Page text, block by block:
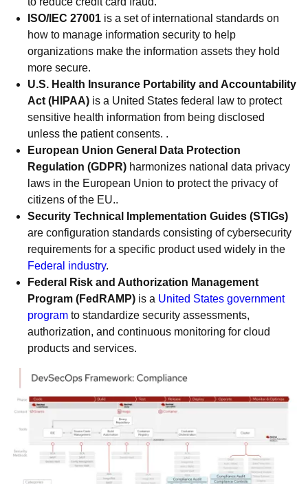
ISO/IEC 27001 is a set of international standards on
how to manage information security to help
organizations make the information assets they hold
more secure.
U.S. Health Insurance Portability and Accountability
Act (HIPAA) is a United States federal law to protect
sensitive health information from being disclosed
unless the patient consents. .
European Union General Data Protection
Regulation (GDPR) harmonizes national data privacy
laws in the European Union to protect the privacy of
citizens of the EU..
Security Technical Implementation Guides (STIGs)
are configuration standards consisting of cybersecurity
requirements for a specific product used widely in the
Federal industry.
Federal Risk and Authorization Management
Program (FedRAMP) is a United States government
program to standardize security assessments,
authorization, and continuous monitoring for cloud
products and services.